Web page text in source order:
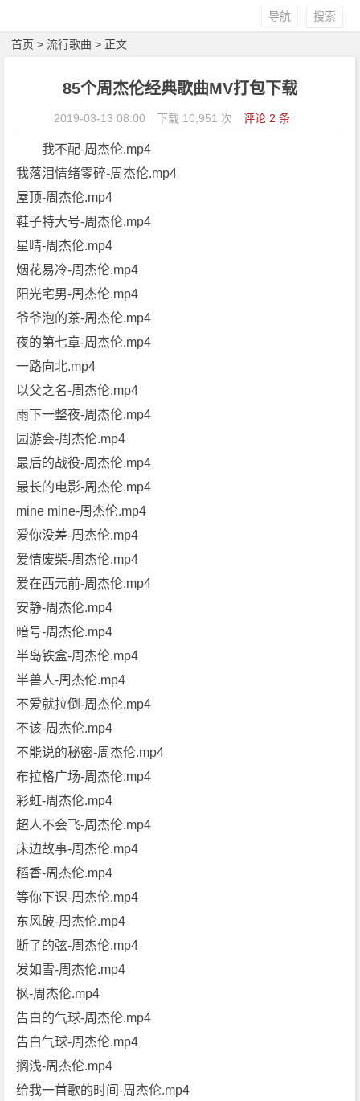
搜索
导航
首页 >流行歌曲 > 正文
85个周杰伦经典歌曲MV打包下载
2019-03-13 08:00 下载 10,951 次 评论 2 条
我不配-周杰伦.mp4
我落泪情绪零碎-周杰伦.mp4
屋顶-周杰伦.mp4
鞋子特大号-周杰伦.mp4
星晴-周杰伦.mp4
烟花易冷-周杰伦.mp4
阳光宅男-周杰伦.mp4
爷爷泡的茶-周杰伦.mp4
夜的第七章-周杰伦.mp4
一路向北.mp4
以父之名-周杰伦.mp4
雨下一整夜-周杰伦.mp4
园游会-周杰伦.mp4
最后的战役-周杰伦.mp4
最长的电影-周杰伦.mp4
mine mine-周杰伦.mp4
爱你没差-周杰伦.mp4
爱情废柴-周杰伦.mp4
爱在西元前-周杰伦.mp4
安静-周杰伦.mp4
暗号-周杰伦.mp4
半岛铁盒-周杰伦.mp4
半兽人-周杰伦.mp4
不爱就拉倒-周杰伦.mp4
不该-周杰伦.mp4
不能说的秘密-周杰伦.mp4
布拉格广场-周杰伦.mp4
彩虹-周杰伦.mp4
超人不会飞-周杰伦.mp4
床边故事-周杰伦.mp4
稻香-周杰伦.mp4
等你下课-周杰伦.mp4
东风破-周杰伦.mp4
断了的弦-周杰伦.mp4
发如雪-周杰伦.mp4
枫-周杰伦.mp4
告白的气球-周杰伦.mp4
告白气球-周杰伦.mp4
搁浅-周杰伦.mp4
给我一首歌的时间-周杰伦.mp4